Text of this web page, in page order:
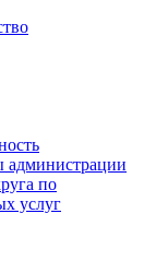
администрации
по
услуг